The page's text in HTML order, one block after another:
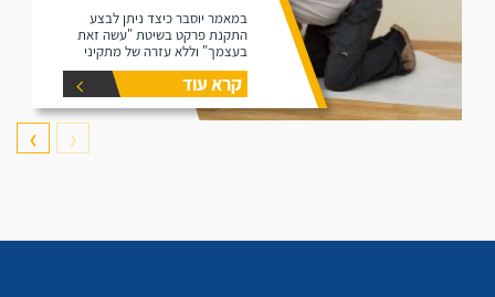
במאמר יוסבר כיצד ניתן לבצע
התקנת פרקט בשיטת "עשה זאת
בעצמך" וללא עזרה של מתקיני
פרקטים.
קרא עוד
❮
❯